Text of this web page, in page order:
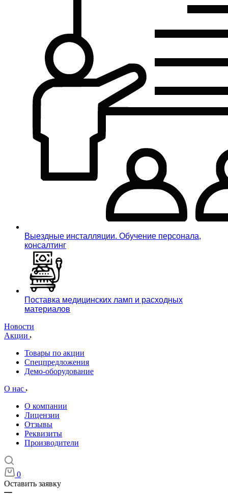
Выездные инсталляции. Обучение персонала,
консалтинг
Поставка медицинских ламп и расходных
материалов
Новости
Акции
Товары по акции
Спецпредложения
Демо-оборудование
О нас
О компании
Лицензии
Отзывы
Реквизиты
Производители
0
Оставить заявку